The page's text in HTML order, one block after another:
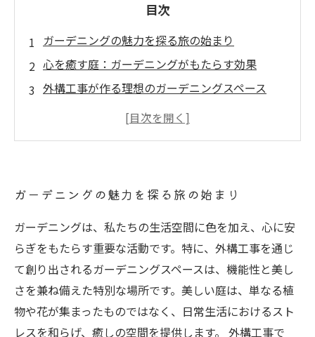
目次
ガーデニングの魅力を探る旅の始まり
心を癒す庭：ガーデニングがもたらす効果
外構工事が作る理想のガーデニングスペース
植物の配置と素材選びで広がる魅力
ガーデニングで心を豊かに：最高のスペースを
手に入れよう
ガーデニングの魅力を探る旅の始まり
ガーデニングは、私たちの生活空間に色を加え、心に安
らぎをもたらす重要な活動です。特に、外構工事を通じ
て創り出されるガーデニングスペースは、機能性と美し
さを兼ね備えた特別な場所です。美しい庭は、単なる植
物や花が集まったものではなく、日常生活におけるスト
レスを和らげ、癒しの空間を提供します。 外構工事で